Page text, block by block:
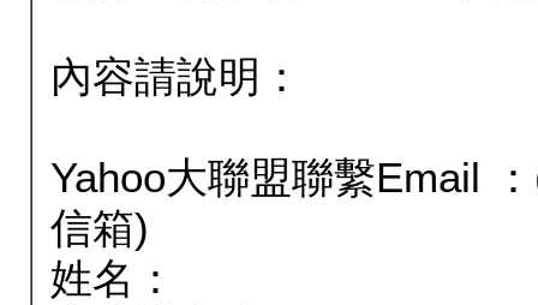
內容請說明：
Yahoo大聯盟聯繫Email
信箱)
姓名：